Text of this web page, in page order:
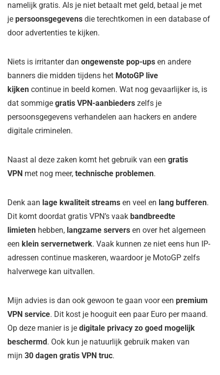
namelijk gratis. Als je niet betaalt met geld, betaal je met
je persoonsgegevens die terechtkomen in een database of
door advertenties te kijken.
Niets is irritanter dan ongewenste pop-ups en andere
banners die midden tijdens het MotoGP live
kijken continue in beeld komen. Wat nog gevaarlijker is, is
dat sommige gratis VPN-aanbieders zelfs je
persoonsgegevens verhandelen aan hackers en andere
digitale criminelen.
Naast al deze zaken komt het gebruik van een gratis
VPN met nog meer, technische problemen.
Denk aan lage kwaliteit streams en veel en lang bufferen.
Dit komt doordat gratis VPN’s vaak bandbreedte
limieten hebben, langzame servers en over het algemeen
een klein servernetwerk. Vaak kunnen ze niet eens hun IP-
adressen continue maskeren, waardoor je MotoGP zelfs
halverwege kan uitvallen.
Mijn advies is dan ook gewoon te gaan voor een premium
VPN service. Dit kost je hooguit een paar Euro per maand.
Op deze manier is je digitale privacy zo goed mogelijk
beschermd. Ook kun je natuurlijk gebruik maken van
mijn 30 dagen gratis VPN truc.